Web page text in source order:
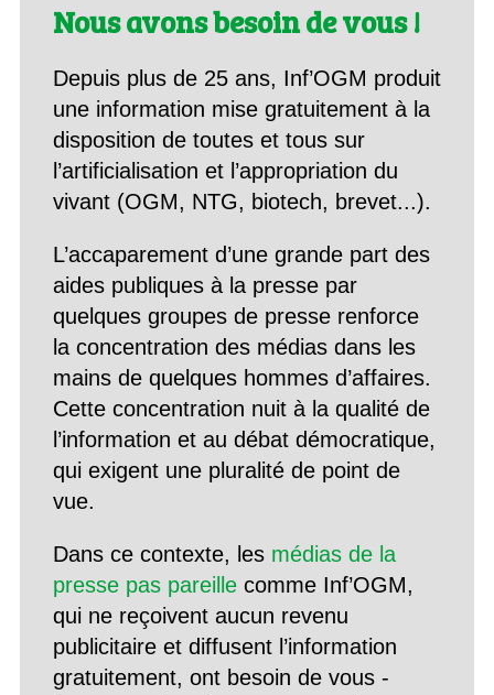
Nous avons besoin de vous !
Depuis plus de 25 ans, Inf’OGM produit
une information mise gratuitement à la
disposition de toutes et tous sur
l’artificialisation et l’appropriation du
vivant (OGM, NTG, biotech, brevet...).
L’accaparement d’une grande part des
aides publiques à la presse par
quelques groupes de presse renforce
la concentration des médias dans les
mains de quelques hommes d’affaires.
Cette concentration nuit à la qualité de
l’information et au débat démocratique,
qui exigent une pluralité de point de
vue.
Dans ce contexte, les médias de la
presse pas pareillecomme Inf’OGM,
qui ne reçoivent aucun revenu
publicitaire et diffusent l’information
gratuitement, ont besoin de vous -